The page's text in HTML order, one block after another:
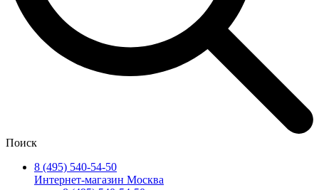
Поиск
8 (495) 540-54-50
Интернет-магазин Москва